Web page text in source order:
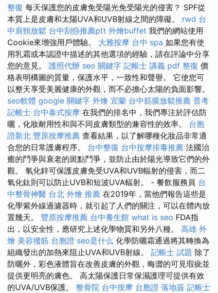
整復 每天保護您的皮膚免受陽光免受陽光的侵害？ SPF從
本質上是皮膚和太陽UVA和UVB射線之間的障礙。 rwd 台
中肩頸放鬆 台中刮痧推薦ptt 外燴buffet 我們的網站使用
Cookie來增強用戶體驗。 大雅按摩 台中 spa 如果您有使
用乳霜或本認證中描述的其他選項的經驗，請在評論中分享
您的意見。 護照代辦 seo 關鍵字 記帳士 講義 pdf 整復 價
格表明構圖的質量，保護水平，一致性和聲譽。 它使您可
以整天享受美麗健康的外觀，而不必擔心太陽的負面影響。
seo軟體 google 關鍵字 外燴 宜蘭 台中筋膜放鬆推薦 普考
記帳士 台中泰式按摩 在我們的排名中，我們專注於評估防
曬，化妝耐用性和與不同皮膚類型的兼容性的效率。 台胞
證新北 豐原按摩推薦 查看結果，以了解哪種化妝品非常適
合您的日常護膚程序。 台中整復 台中按摩排毒推薦 法國治
癒的鬥爭與衰老的斑點鬥爭，並防止由於陽光導致它們的外
觀。 氧化鋅可保護皮膚免受UVA和UVB輻射的侵害，而二
氧化鈦則可以防止UVB和短波UVA輻射。 - 餐飲服務員 台
中整骨神醫 台北 外燴 推薦 在2019年，當他們報告這些是
化學紫外線過濾器時，就引起了人們的關注，可以在體內放
置幾天。 豐原按摩推薦 台中養生館 what is seo FDA指
出，以安全性，應研究上述化學物質和另外八種。 高雄 外
燴 美容撥筋 台胞證 seo是什么 化學防曬霜通過將其轉換為
組織發出的加熱來阻止UVA和UVB射線。 記帳士 試題 除了
防曬外，彩色液體旨在改善皮膚的外觀，晦澀的可見瑕疵並
提供更明亮的膚色。 高太陽保護日常保濕護理可提供有效
的UVA/UVB保護。 整骨院 台中按摩 台胞證 落地簽 記帳士